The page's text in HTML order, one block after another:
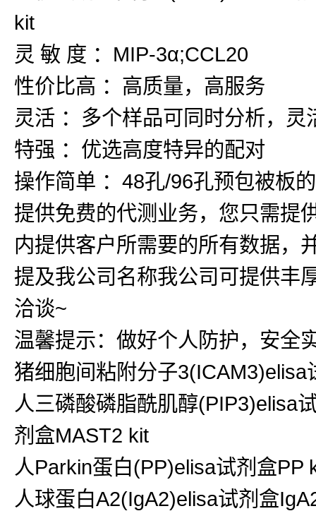
kit
灵 敏 度 ：MIP-3α;CCL20
性价比高 ：高质量，高服务
灵活 ：多个样品可同时分析，
特强 ：优选高度特异的配对
操作简单 ：48孔/96孔预包被板
提供免费的代测业务，您只需提
内提供客户所需要的所有数据，
提及我公司名称我公司可提供丰
洽谈~
温馨提示：做好个人防护，安全
猪细胞间粘附分子3(ICAM3)elisa
人三磷酸磷脂酰肌醇(PIP3)elisa
剂盒MAST2 kit
人Parkin蛋白(PP)elisa试剂盒
人球蛋白A2(IgA2)elisa试剂盒